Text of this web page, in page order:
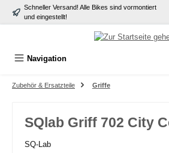
springen
Schneller Versand! Alle Bikes sind vormontiert
und eingestellt!
Navigation
Zubehör & Ersatzteile Griffe
SQlab Griff 702 City
SQ-Lab